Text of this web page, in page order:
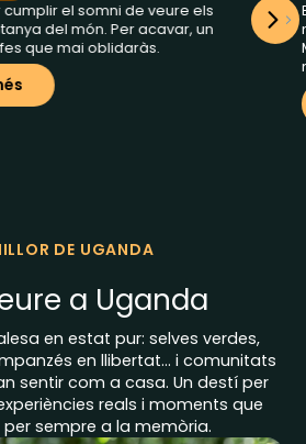
el somni de veure els
del món. Per acavar, un
que mai oblidaràs.
DE UGANDA
a Uganda
en estat pur: selves verdes,
en llibertat… i comunitats
sentir com a casa. Un destí per
reals i moments que
sempre a la memòria.